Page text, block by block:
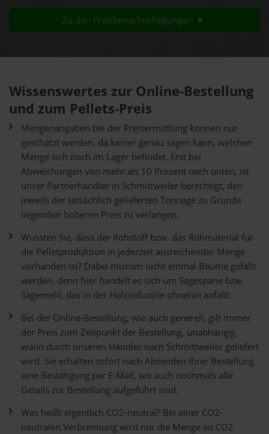
Zu den Preisbenachrichtigungen
Wissenswertes zur Online-Bestellung
und zum Pellets-Preis
Mengenangaben bei der Preisermittlung können nur
geschätzt werden, da keiner genau sagen kann, welchen
Menge sich noch im Lager befindet. Erst bei
Abweichungen von mehr als 10 Prozent nach unten, ist
unser Partnerhändler in Schmittweiler berechtigt, den
jeweils der tatsächlich gelieferten Tonnage zu Grunde
liegenden höheren Preis zu verlangen.
Wussten Sie, dass der Rohstoff bzw. das Rohmaterial für
die Pelletproduktion in jederzeit ausreichender Menge
vorhanden ist? Dabei müssen nicht einmal Bäume gefällt
werden, denn hier handelt es sich um Sägespäne bzw.
Sägemehl, das in der Holzindustrie ohnehin anfällt.
Bei der Online-Bestellung, wie auch generell, gilt immer
der Preis zum Zeitpunkt der Bestellung, unabhängig
wann durch unseren Händler nach Schmittweiler geliefert
wird. Sie erhalten sofort nach Absenden Ihrer Bestellung
eine Bestätigung per E-Mail, wo auch nochmals alle
Details zur Bestellung aufgeführt sind.
Was heißt eigentlich CO2-neutral? Bei einer CO2-
neutralen Verbrennung wird nur die Menge an CO2